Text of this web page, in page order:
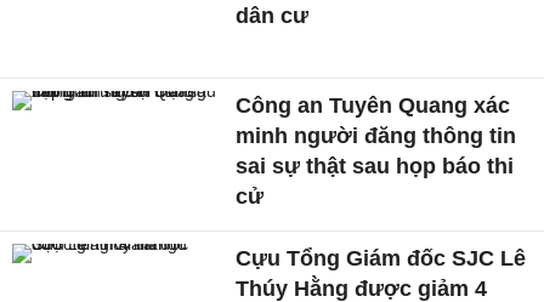
dân cư
Công an Tuyên Quang xác
minh người đăng thông tin
sai sự thật sau họp báo thi
cử
Cựu Tổng Giám đốc SJC Lê
Thúy Hằng được giảm 4